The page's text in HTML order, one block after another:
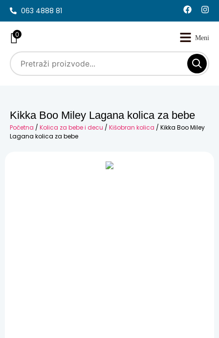
063 4888 81
0
Kikka Boo Miley Lagana kolica za bebe
Početna / Kolica za bebe i decu / Kišobran kolica / Kikka Boo Miley
Lagana kolica za bebe